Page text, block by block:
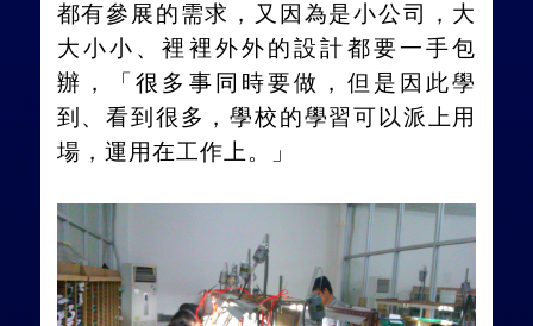
都有參展的需求，又因為是小公司，大
大小小、裡裡外外的設計都要一手包
辦，「很多事同時要做，但是因此學
到、看到很多，學校的學習可以派上用
場，運用在工作上。」